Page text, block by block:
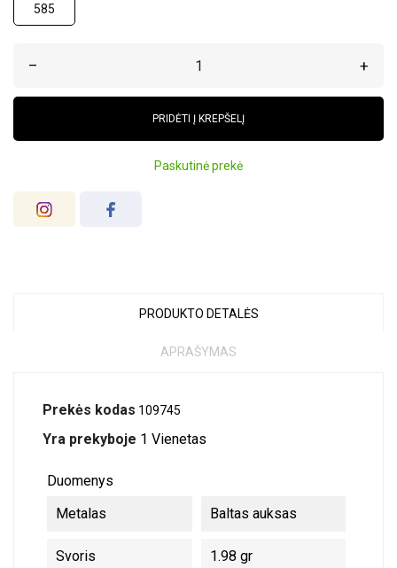
585
– +
PRIDĖTI Į KREPŠELĮ
Paskutinė prekė
PRODUKTO DETALĖS
APRAŠYMAS
Prekės kodas 109745
Yra prekyboje 1 Vienetas
Duomenys
Metalas
Baltas auksas
Svoris 1.98 gr